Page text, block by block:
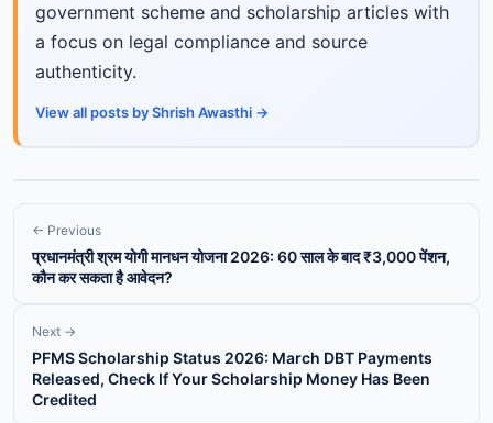
government scheme and scholarship articles with
a focus on legal compliance and source
authenticity.
View all posts by Shrish Awasthi →
← Previous
प्रधानमंत्री श्रम योगी मानधन योजना 2026: 60 साल के बाद ₹3,000 पेंशन,
कौन कर सकता है आवेदन?
Next →
PFMS Scholarship Status 2026: March DBT Payments
Released, Check If Your Scholarship Money Has Been
Credited